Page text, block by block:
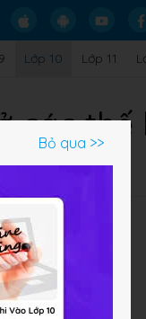
Lớp 10 Lớp 11
các thế
Bỏ qua >>